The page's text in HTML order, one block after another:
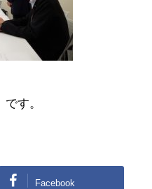
す。
Facebook